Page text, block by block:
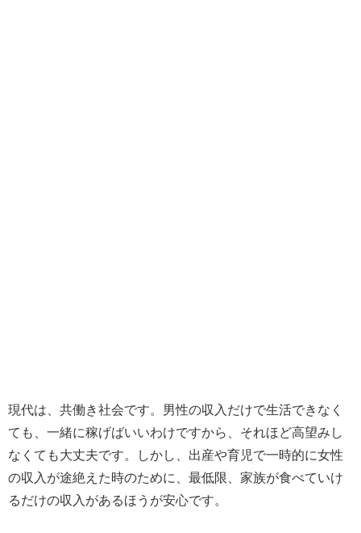
現代は、共働き社会です。男性の収入だけで生活できなく
ても、一緒に稼げばいいわけですから、それほど高望みし
なくても大丈夫です。しかし、出産や育児で一時的に女性
の収入が途絶えた時のために、最低限、家族が食べていけ
るだけの収入があるほうが安心です。